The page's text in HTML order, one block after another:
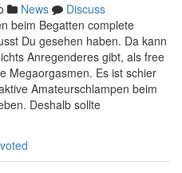
News
Discuss
beim Begatten complete
Du gesehen haben. Da kann
Anregenderes gibt, als free
Megaorgasmen. Es ist schier
Amateurschlampen beim
Deshalb sollte